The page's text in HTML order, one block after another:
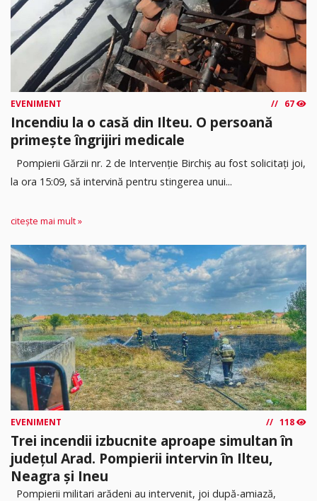
EVENIMENT 67
Incendiu la o casă din Ilteu. O persoană
primește îngrijiri medicale
Pompierii Gărzii nr. 2 de Intervenție Birchiș au fost solicitați joi,
la ora 15:09, să intervină pentru stingerea unui...
citește mai mult »
EVENIMENT 118
Trei incendii izbucnite aproape simultan în
județul Arad. Pompierii intervin în Ilteu,
Neagra și Ineu
Pompierii militari arădeni au intervenit, joi după-amiază,